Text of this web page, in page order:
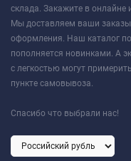
склада. Закажите в онлайне
Мы доставляем ваши
оформления. Наш каталог
пополняется новинками. А
с легкостью могут
пункте самовывоза.
Спасибо что выбрали нас!